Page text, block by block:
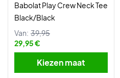
Babolat Play Crew Neck Tee
Black/Black
Van: 39,95
29,95 €
Kiezen maat